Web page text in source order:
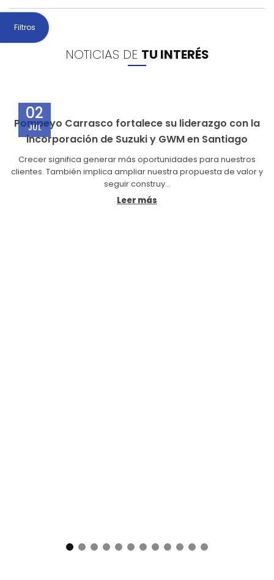
NOTICIAS DE TU INTERÉS
02
JUL
Pompeyo Carrasco fortalece su liderazgo con la
incorporación de Suzuki y GWM en Santiago
Crecer significa generar más oportunidades para nuestros
clientes. También implica ampliar nuestra propuesta de valor y
seguir construy...
Leer más
Filtros